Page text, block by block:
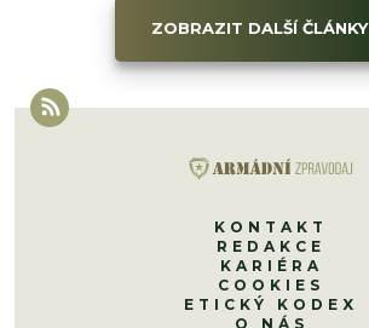
ZOBRAZIT DALŠÍ ČLÁNKY
KONTAKT
REDAKCE
KARIÉRA
COOKIES
ETICKÝ KODEX
O NÁS